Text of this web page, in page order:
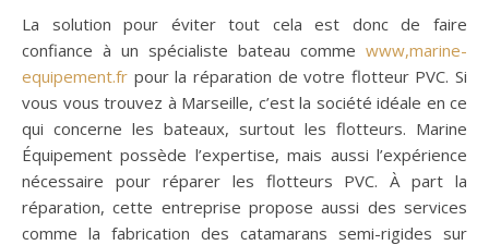
La solution pour éviter tout cela est donc de faire
confiance à un spécialiste bateau comme www,marine-
equipement.fr pour la réparation de votre flotteur PVC. Si
vous vous trouvez à Marseille, c’est la société idéale en ce
qui concerne les bateaux, surtout les flotteurs. Marine
Équipement possède l’expertise, mais aussi l’expérience
nécessaire pour réparer les flotteurs PVC. À part la
réparation, cette entreprise propose aussi des services
comme la fabrication des catamarans semi-rigides sur